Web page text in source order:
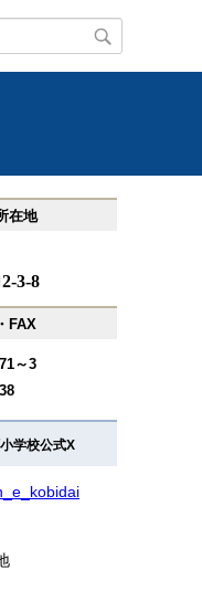
在地
3-8
FAX
～3
学校公式X